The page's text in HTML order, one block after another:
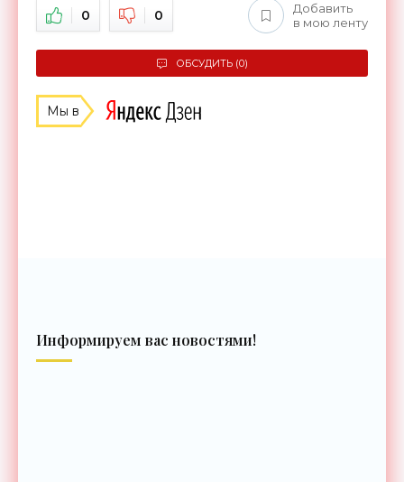
0 0
Добавить
в мою ленту
ОБСУДИТЬ (0)
Мы в
Информируем вас новостями!